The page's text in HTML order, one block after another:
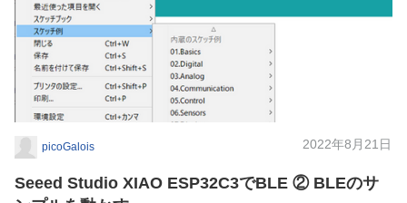
picoGalois 2022年8月21日
Seeed Studio XIAO ESP32C3でBLE ② BLEのサ